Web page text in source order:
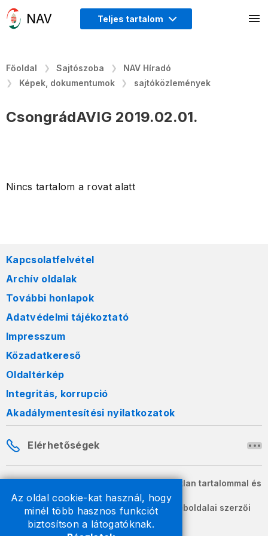
Az oldal cookie-kat használ, hogy
minél több hasznos funkciót
biztosítson a látogatóknak.
Teljes tartalom
Főoldal Sajtószoba
NAV Híradó
Képek, dokumentumok
sajtóközlemények
CsongrádAVIG 2019.02.01.
Nincs tartalom a rovat alatt
Kapcsolatfelvétel
Archív oldalak
További honlapok
Adatvédelmi tájékoztató
Impresszum
Közadatkereső
Oldaltérkép
Integritás, korrupció
Akadálymentesítési nyilatkozatok
Elérhetőségek
A honlapon szereplő információk változatlan tartalommal és
formában szabadon terjeszthetők.
2026 © A Nemzeti Adó- és Vámhivatal weboldalai szerzői
jogvédelem alatt állnak.